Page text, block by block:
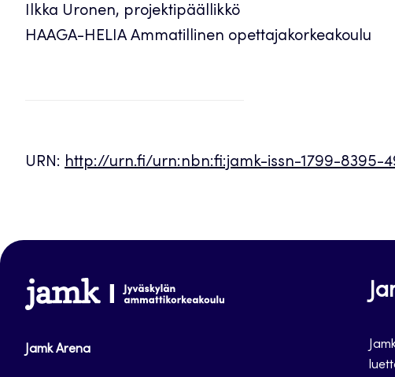
Ilkka Uronen, projektipäällikkö
HAAGA-HELIA Ammatillinen opettajakorkeakoulu
URN: http://urn.fi/urn:nbn:fi:jamk-issn-1799-8395-
www.jamk.fi
Jamk Arena